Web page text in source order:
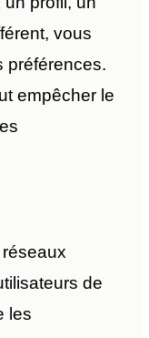
vous
préférences.
empêcher le
de
les